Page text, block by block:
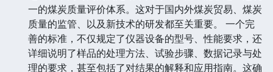
一的煤炭质量评价体系。这对于国内外煤炭贸易、煤炭
质量的监管、以及新技术的研发都至关重要。 一个完
善的标准，不仅规定了仪器设备的型号、性能要求，还
详细说明了样品的处理方法、试验步骤、数据记录与处
理的要求，甚至包括了对结果的解释和应用指南。这确